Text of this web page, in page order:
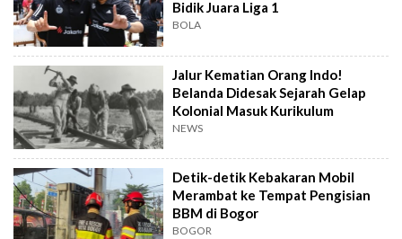
Bidik Juara Liga 1
BOLA
Jalur Kematian Orang Indo!
Belanda Didesak Sejarah Gelap
Kolonial Masuk Kurikulum
NEWS
Detik-detik Kebakaran Mobil
Merambat ke Tempat Pengisian
BBM di Bogor
BOGOR